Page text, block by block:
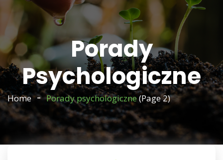
Porady
Psychologiczne
Home Porady psychologiczne(Page 2)